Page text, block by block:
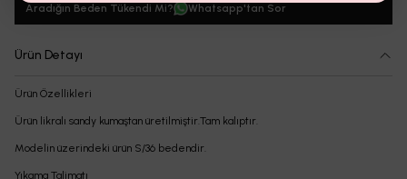
Aradığın Beden Tükendi Mi? Whatsapp'tan Sor
Ürün Detayı
Ürün Özellikleri
Ürün likralı sandy kumaştan üretilmiştir.Tam kalıptır.
Modelin üzerindeki ürün S/36 bedendir.
Yıkama Talimatı